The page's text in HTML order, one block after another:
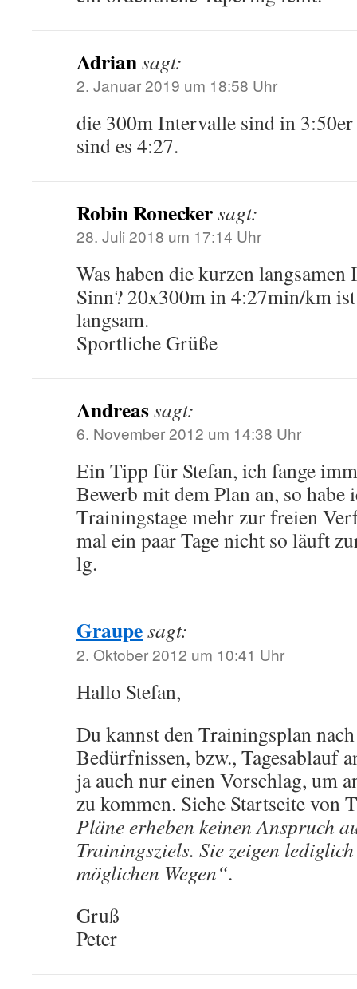
Adriansagt:
2. Januar 2019 um 18:58 Uhr
die 300m Intervalle sind in
sind es 4:27.
Robin Roneckersagt:
28. Juli 2018 um 17:14 Uhr
Was haben die kurzen
Sinn? 20x300m in 4:27min/km
langsam.
Sportliche Grüße
Andreassagt:
6. November 2012 um 14:38 Uhr
Ein Tipp für Stefan, ich fange
Bewerb mit dem Plan an, so habe
Trainingstage mehr zur freien
mal ein paar Tage nicht so läuft
lg.
Graupesagt:
2. Oktober 2012 um 10:41 Uhr
Hallo Stefan,
Du kannst den Trainingsplan
Bedürfnissen, bzw., Tagesablauf
ja auch nur einen Vorschlag, um
zu kommen. Siehe Startseite von
Pläne erheben keinen Anspruch
Trainingsziels. Sie zeigen
möglichen Wegen“.
Gruß
Peter